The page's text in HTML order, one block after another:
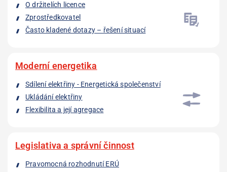
O držitelích licence
Zprostředkovatel
Často kladené dotazy – řešení situací
Moderní energetika
Sdílení elektřiny - Energetická společenství
Ukládání elektřiny
Flexibilita a její agregace
Legislativa a správní činnost
Pravomocná rozhodnutí ERÚ